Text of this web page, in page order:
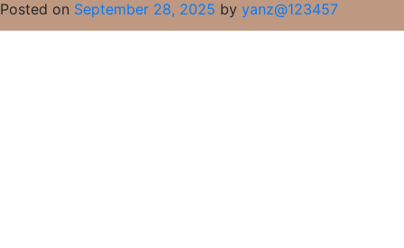
Posted on September 28, 2025 by yanz@123457